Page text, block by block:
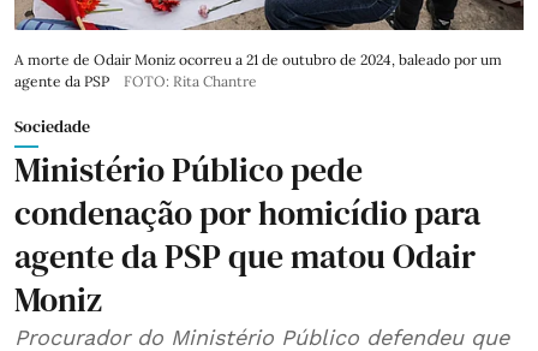
A morte de Odair Moniz ocorreu a 21 de outubro de 2024, baleado por um
agente da PSP
FOTO: Rita Chantre
Sociedade
Ministério Público pede
condenação por homicídio para
agente da PSP que matou Odair
Moniz
Procurador do Ministério Público defendeu que